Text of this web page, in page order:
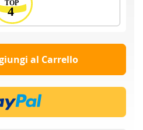
al Carrello